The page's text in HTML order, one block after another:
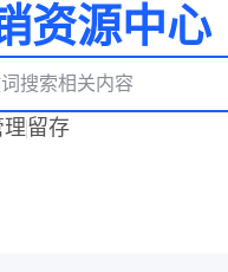
资源中心
理留存